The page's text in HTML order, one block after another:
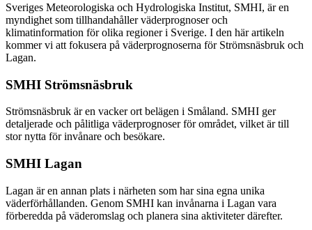
Sveriges Meteorologiska och Hydrologiska Institut, SMHI, är en
myndighet som tillhandahåller väderprognoser och
klimatinformation för olika regioner i Sverige. I den här artikeln
kommer vi att fokusera på väderprognoserna för Strömsnäsbruk och
Lagan.
SMHI Strömsnäsbruk
Strömsnäsbruk är en vacker ort belägen i Småland. SMHI ger
detaljerade och pålitliga väderprognoser för området, vilket är till
stor nytta för invånare och besökare.
SMHI Lagan
Lagan är en annan plats i närheten som har sina egna unika
väderförhållanden. Genom SMHI kan invånarna i Lagan vara
förberedda på väderomslag och planera sina aktiviteter därefter.